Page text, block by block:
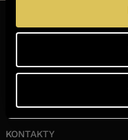
KONTAKTY